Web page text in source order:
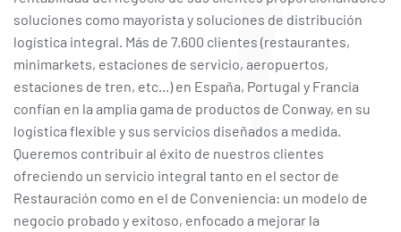
soluciones como mayorista y soluciones de distribución
logística integral. Más de 7.600 clientes (restaurantes,
minimarkets, estaciones de servicio, aeropuertos,
estaciones de tren, etc...) en España, Portugal y Francia
confían en la amplia gama de productos de Conway, en su
logística flexible y sus servicios diseñados a medida.
Queremos contribuir al éxito de nuestros clientes
ofreciendo un servicio integral tanto en el sector de
Restauración como en el de Conveniencia: un modelo de
negocio probado y exitoso, enfocado a mejorar la